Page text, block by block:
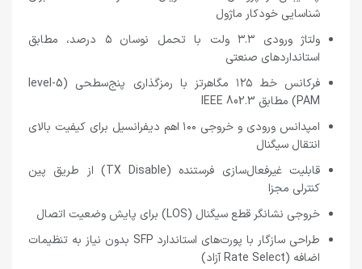
شناسایی خودکار ماژول
ولتاژ ورودی ۳.۳ ولت با تحمل نوسان ۵ درصد، مطابق
استانداردهای صنعتی
فرکانس خط ۱۲۵ مگاهرتز با رمزگذاری پنج‌سطحی (5-level
PAM) مطابق IEEE 802.3
امپدانس ورودی و خروجی ۱۰۰ اهم دیفرانسیل برای کیفیت بالای
انتقال سیگنال
قابلیت غیرفعال‌سازی فرستنده (TX Disable) از طریق پین
کنترلی مجزا
خروجی نشانگر قطع سیگنال (LOS) برای پایش وضعیت اتصال
طراحی سازگار با پورت‌های استاندارد SFP بدون نیاز به تنظیمات
اضافه (Rate Select آزاد)